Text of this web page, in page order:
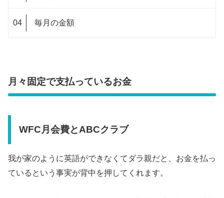
毎月の金額
月々固定で支払っているお金
WFC月会費とABCクラブ
我が家のように英語ができなくてダラ親だと、お金を払っ
ているという事実が背中を押してくれます。